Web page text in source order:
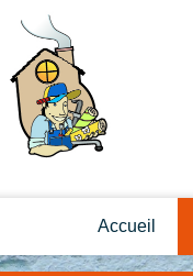
Accueil